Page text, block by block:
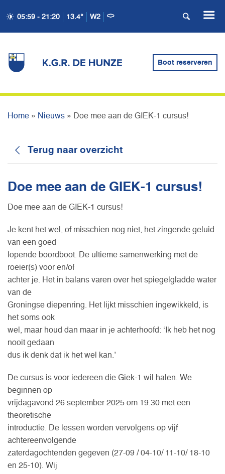
05:59 - 21:20 13.4° W2
Boot reserveren
DOE MEE AAN DE GIEK-1
Home » Nieuws » Doe mee aan de GIEK-1 cursus!
Terug naar overzicht
Doe mee aan de GIEK-1 cursus!
Doe mee aan de GIEK-1 cursus!
Je kent het wel, of misschien nog niet, het zingende geluid
van een goed
lopende boordboot. De ultieme samenwerking met de
roeier(s) voor en/of
achter je. Het in balans varen over het spiegelgladde water
van de
Groningse diepenring. Het lijkt misschien ingewikkeld, is
het soms ook
wel, maar houd dan maar in je achterhoofd: ‘Ik heb het nog
nooit gedaan
dus ik denk dat ik het wel kan.’
De cursus is voor iedereen die Giek-1 wil halen. We
beginnen op
vrijdagavond 26 september 2025 om 19.30 met een
theoretische
introductie. De lessen worden vervolgens op vijf
achtereenvolgende
zaterdagochtenden gegeven (27-09 / 04-10/ 11-10/ 18-10
en 25-10). Wij